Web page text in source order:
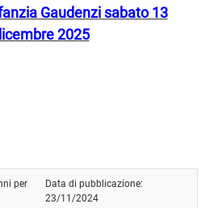
Gaudenzi sabato 13
2025
per
Data di pubblicazione:
23/11/2024